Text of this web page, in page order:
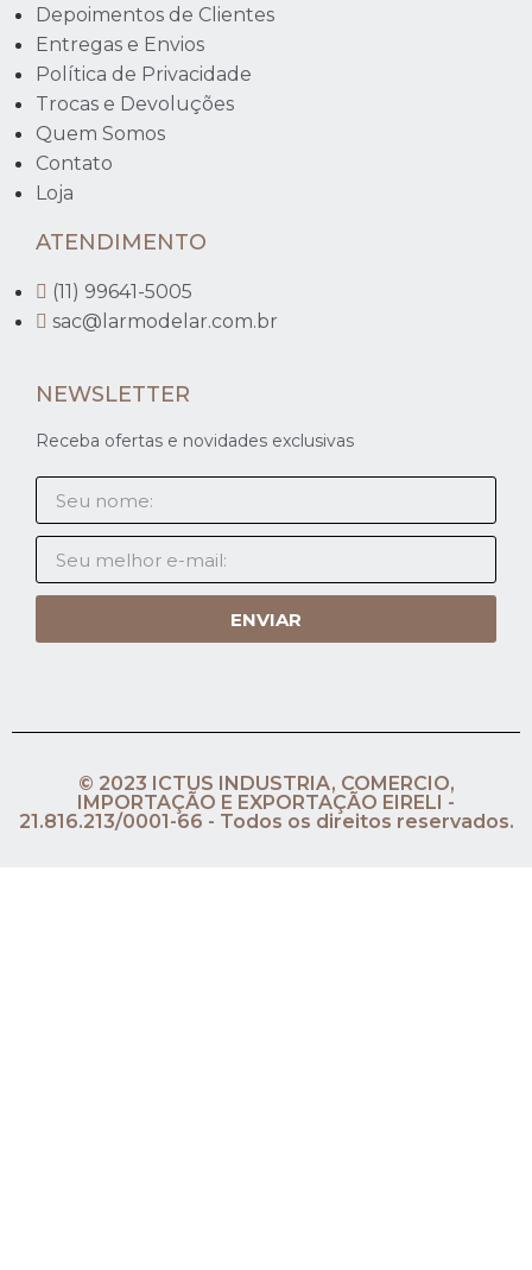
Depoimentos de Clientes
Entregas e Envios
Política de Privacidade
Trocas e Devoluções
Quem Somos
Contato
Loja
ATENDIMENTO
(11) 99641-5005
sac@larmodelar.com.br
NEWSLETTER
Receba ofertas e novidades exclusivas
ENVIAR
© 2023 ICTUS INDUSTRIA, COMERCIO,
IMPORTAÇÃO E EXPORTAÇÃO EIRELI -
21.816.213/0001-66 - Todos os direitos reservados.